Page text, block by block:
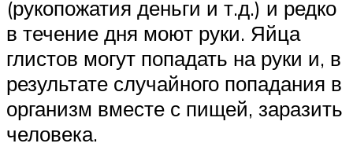
(рукопожатия деньги и т.д.) и редко
в течение дня моют руки. Яйца
глистов могут попадать на руки и, в
результате случайного попадания в
организм вместе с пищей, заразить
человека.